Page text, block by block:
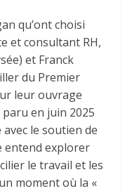
qu’ont choisi
et consultant RH,
et Franck
du Premier
leur ouvrage
en juin 2025
le soutien de
entend explorer
le travail et les
moment où la «